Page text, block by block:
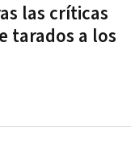
las críticas
tarados a los